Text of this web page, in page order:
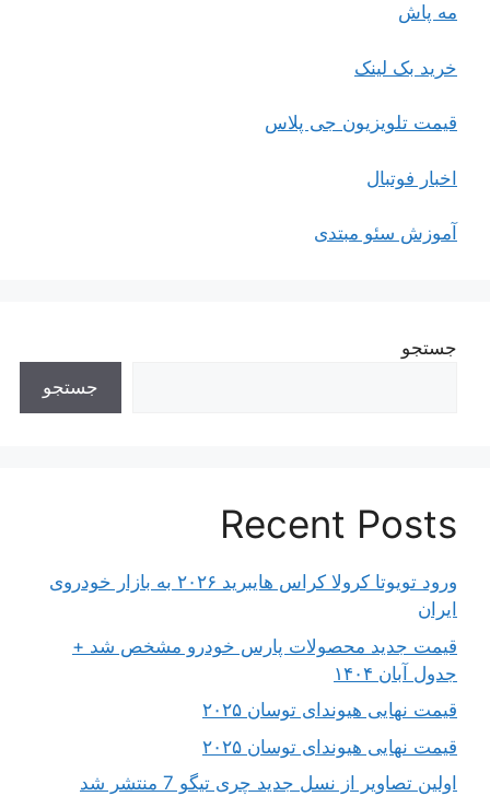
مه پاش
خرید بک لینک
قیمت تلویزیون جی پلاس
اخبار فوتبال
آموزش سئو مبتدی
جستجو
جستجو
Recent Posts
ورود تویوتا کرولا کراس هایبرید ۲۰۲۶ به بازار خودروی
ایران
قیمت جدید محصولات پارس خودرو مشخص شد +
جدول آبان ۱۴۰۴
قیمت نهایی هیوندای توسان ۲۰۲۵
قیمت نهایی هیوندای توسان ۲۰۲۵
اولین تصاویر از نسل جدید چری تیگو 7 منتشر شد